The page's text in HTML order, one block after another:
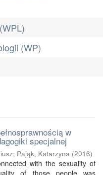
(WP)
w
specjalnej
; Pająk, Katarzyna (2016)
with the sexuality of
of those people was